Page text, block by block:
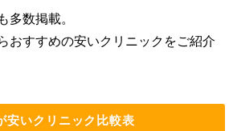
多数掲載。
おすすめの安いクリニックをご紹介
安いクリニック比較表